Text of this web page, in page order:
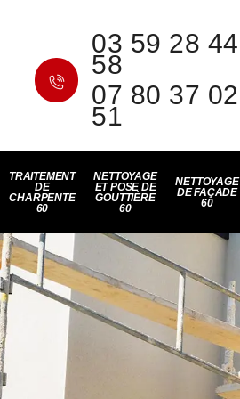
03 59 28 44
58
07 80 37 02
51
TRAITEMENT
DE
CHARPENTE
60
NETTOYAGE
ET POSE DE
GOUTTIÈRE
60
NETTOYAGE
DE FAÇADE
60